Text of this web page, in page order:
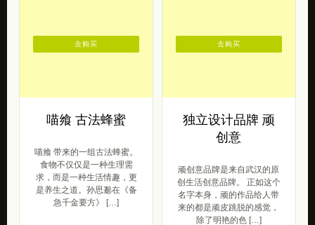
喵飨 古法蜂蜜
喵飨 带来的一组古法蜂蜜。
食物不仅仅是一种生理需
求，而是一种生活情趣，更
是养生之道。孙思邈在《备
急千金要方》 […]
去购买
独立设计品牌 顽
创意
顽创意品牌是来自武汉的原
创生活创意品牌。 正如这个
名字本身，顽的作品给人带
来的都是顽皮跳脱的感觉，
除了明艳的色 […]
去购买